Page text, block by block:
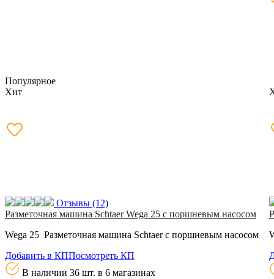
Популярное
Хит
Отзывы (12)
Разметочная машина Schtaer Wega 25 с поршневым насосом
Wega 25 Разметочная машина Schtaer с поршневым насосом
Добавить в КППосмотреть КП
В наличии 36 шт. в 6 магазинах